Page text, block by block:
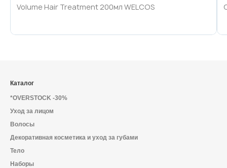
Volume Hair Treatment 200мл WELCOS
Каталог
*OVERSTOCK -30%
Уход за лицом
Волосы
Декоративная косметика и уход за губами
Тело
Наборы